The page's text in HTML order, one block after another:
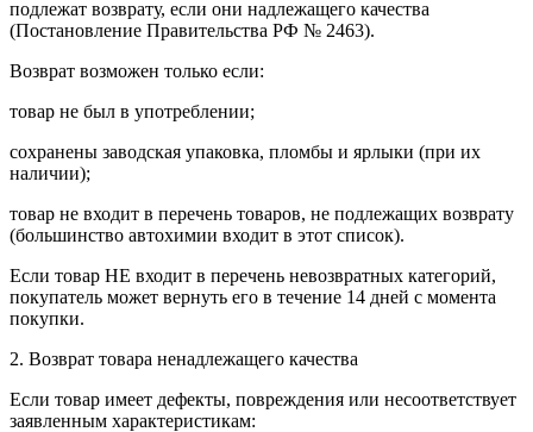
подлежат возврату, если они надлежащего качества
(Постановление Правительства РФ № 2463).
Возврат возможен только если:
товар не был в употреблении;
сохранены заводская упаковка, пломбы и ярлыки (при их
наличии);
товар не входит в перечень товаров, не подлежащих возврату
(большинство автохимии входит в этот список).
Если товар НЕ входит в перечень невозвратных категорий,
покупатель может вернуть его в течение 14 дней с момента
покупки.
2. Возврат товара ненадлежащего качества
Если товар имеет дефекты, повреждения или несоответствует
заявленным характеристикам: